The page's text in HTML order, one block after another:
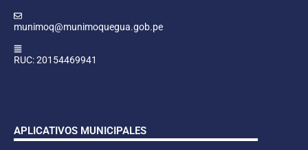
munimoq@munimoquegua.gob.pe
RUC: 20154469941
APLICATIVOS MUNICIPALES